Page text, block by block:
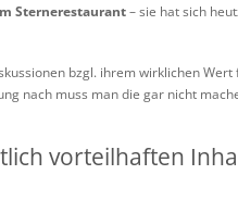
Sternerestaurant– sie hat sich
bzgl. ihrem wirklichen
nach muss man die gar nicht
vorteilhaften